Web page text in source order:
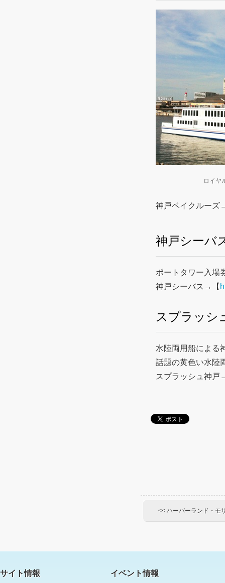
ロイヤ
神戸ベイクルーズ
神戸シーバ
ポートタワー入場
神戸シーバス→【
スプラッシ
水陸両用船による
話題の黄色い水陸
スプラッシュ神戸
<< ハーバーランド・モ
サイト情報 イベント情報